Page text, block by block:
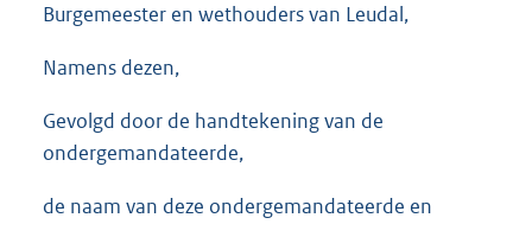
Burgemeester en wethouders van Leudal,
Namens dezen,
Gevolgd door de handtekening van de
ondergemandateerde,
de naam van deze ondergemandateerde en